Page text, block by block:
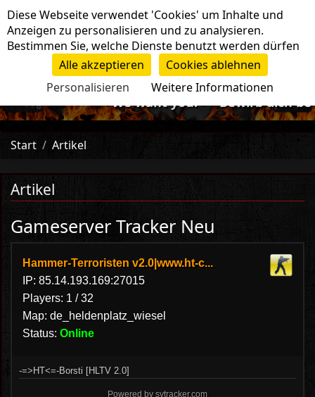
Navigation
-=>We want you!<=- Bewirb dich bei
Start Artikel
Artikel
Gameserver Tracker Neu
Cookie-Einstellungen
Diese Webseite verwendet 'Cookies' um Inhalte und
Anzeigen zu personalisieren und zu analysieren.
Bestimmen Sie, welche Dienste benutzt werden dürfen
Alle akzeptieren
Cookies ablehnen
Personalisieren
Weitere Informationen